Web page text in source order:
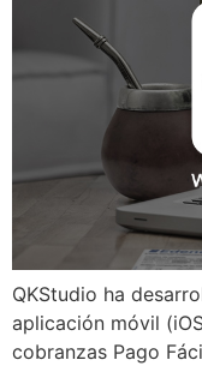
QKStudio ha
aplicación móvil
cobranzas Pago